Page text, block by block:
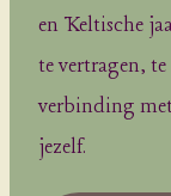
en Keltische
te vertragen,
verbinding
jezelf.